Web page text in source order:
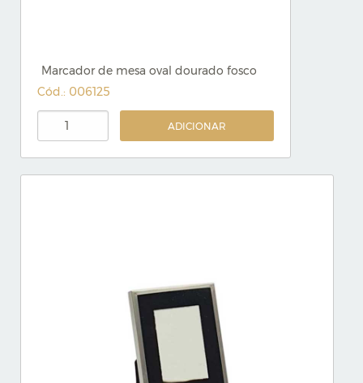
Marcador de mesa oval dourado fosco
Cód.: 006125
ADICIONAR